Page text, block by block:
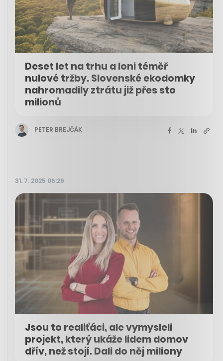
Deset let na trhu a loni téměř
nulové tržby. Slovenské ekodomky
nahromadily ztrátu již přes sto
milionů
PETER BREJČÁK
31. 7. 2025 06:29
Jsou to realiťáci, ale vymysleli
projekt, který ukáže lidem domov
dřív, než stojí. Dali do něj miliony